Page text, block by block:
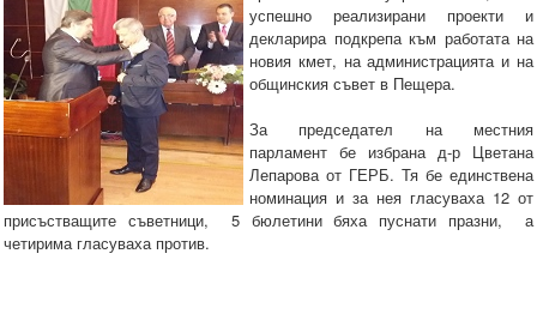
успешно реализирани проекти и
декларира подкрепа към работата на
новия кмет, на администрацията и на
общинския съвет в Пещера.
За председател на местния
парламент бе избрана д-р Цветана
Лепарова от ГЕРБ. Тя бе единствена
номинация и за нея гласуваха 12 от
присъстващите съветници, 5 бюлетини бяха пуснати празни, а
четирима гласуваха против.